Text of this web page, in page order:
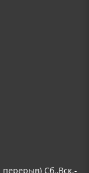
Сб.,Вск.-